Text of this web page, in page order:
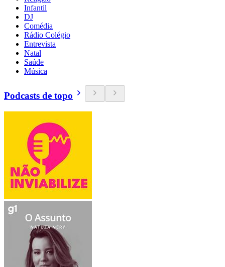
Infantil
DJ
Comédia
Rádio Colégio
Entrevista
Natal
Saúde
Música
Podcasts de topo